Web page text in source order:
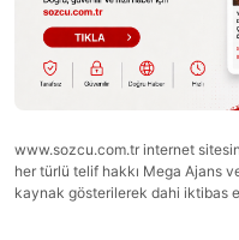
www.sozcu.com.tr internet
her türlü telif hakkı Mega Ajans
kaynak gösterilerek dahi iktibas